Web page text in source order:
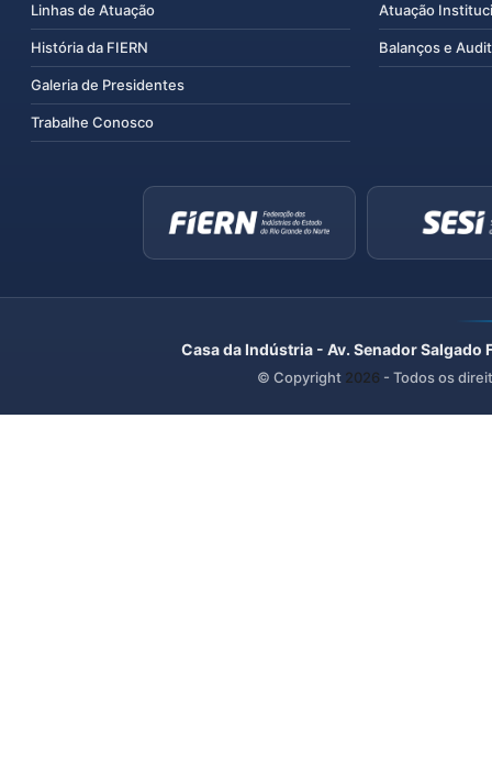
Linhas de Atuação
História da FIERN
Galeria de Presidentes
Trabalhe Conosco
Atuação
Balanços e
Casa da Indústria - Av. Senador
© Copyright 2026 - Todos os